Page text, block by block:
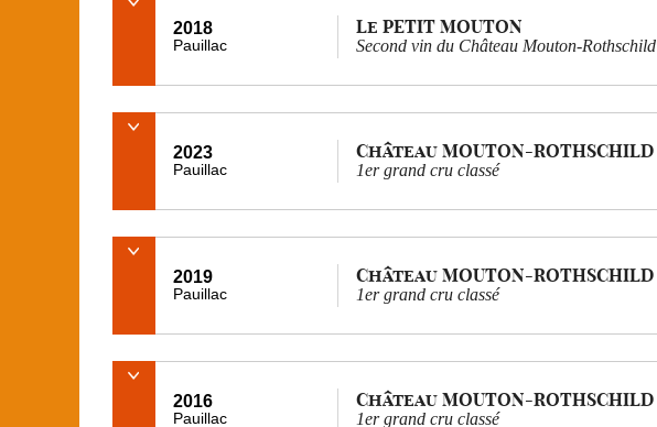
2018
Pauillac
Le PETIT MOUTON
Second vin du Château Mouton-Rothschild
2023
Pauillac
Château MOUTON-ROTHSCHILD
1er grand cru classé
2019
Pauillac
Château MOUTON-ROTHSCHILD
1er grand cru classé
2016
Pauillac
Château MOUTON-ROTHSCHILD
1er grand cru classé